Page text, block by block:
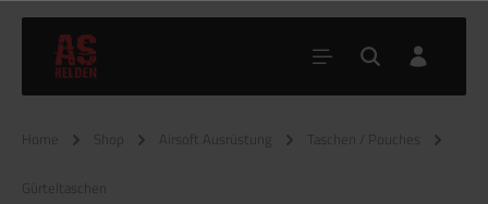
Home Shop Airsoft Ausrüstung Taschen / Pouches
Gürteltaschen